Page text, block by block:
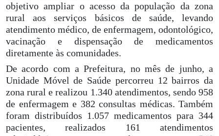
objetivo ampliar o acesso da população da zona
rural aos serviços básicos de saúde, levando
atendimento médico, de enfermagem, odontológico,
vacinação e dispensação de medicamentos
diretamente às comunidades.
De acordo com a Prefeitura, no mês de junho, a
Unidade Móvel de Saúde percorreu 12 bairros da
zona rural e realizou 1.340 atendimentos, sendo 958
de enfermagem e 382 consultas médicas. Também
foram distribuídos 1.057 medicamentos para 344
pacientes, realizados 161 atendimentos